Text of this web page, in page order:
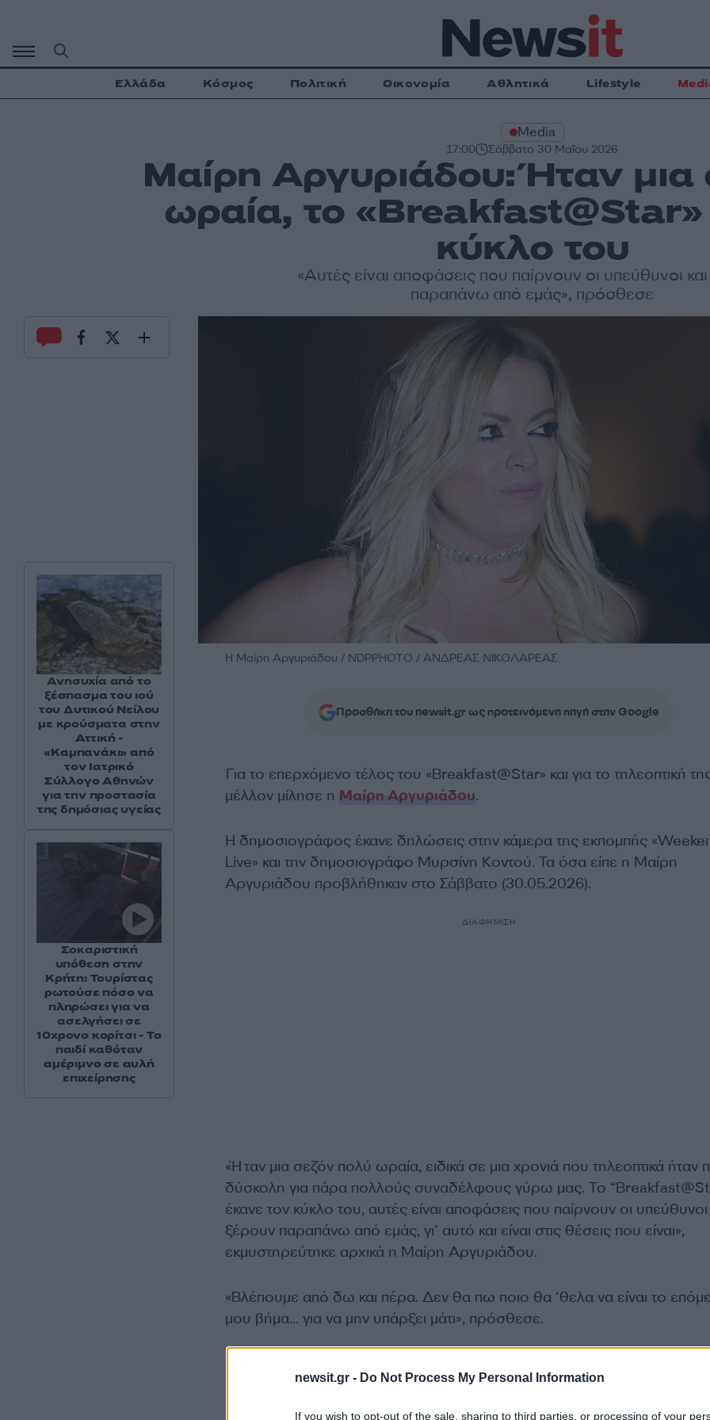
newsit.gr - Do Not Process My Personal Information
If you wish to opt-out of the sale, sharing to third parties, or processing of your
περιεχόμενο
Ελλάδα Κόσμος Πολιτική Οικονομία Αθλητικά Lifestyle
Media
17:00 Σάββατο 30 Μαΐου 2026
Μαίρη Αργυριάδου: Ήταν μια
ωραία, το «Breakfast@Star»
κύκλο του
«Αυτές είναι αποφάσεις που παίρνουν οι υπεύθυνοι
παραπάνω από εμάς», πρόσθεσε
H Μαίρη Αργυριάδου / NDPPHOTO / ΑΝΔΡΕΑΣ ΝΙΚΟΛΑΡΕΑΣ
Προσθήκη του newsit.gr ως προτεινόμενη πηγή στην Google
Για το επερχόμενο τέλος του «Breakfast@Star» και για το τηλεοπτική
μέλλον μίλησε η Μαίρη Αργυριάδου.
Η δημοσιογράφος έκανε δηλώσεις στην κάμερα της εκπομπής
Live» και την δημοσιογράφο Μυρσίνη Κοντού. Τα όσα είπε η Μαίρη
Αργυριάδου προβλήθηκαν στο Σάββατο (30.05.2026).
ΔΙΑΦΗΜΙΣΗ
«Ήταν μια σεζόν πολύ ωραία, ειδικά σε μια χρονιά που τηλεοπτικά ήταν
δύσκολη για πάρα πολλούς συναδέλφους γύρω μας. Το
έκανε τον κύκλο του, αυτές είναι αποφάσεις που παίρνουν οι υπεύθυνοι
ξέρουν παραπάνω από εμάς, γι’ αυτό και είναι στις θέσεις που είναι»,
εκμυστηρεύτηκε αρχικά η Μαίρη Αργυριάδου.
«Βλέπουμε από δω και πέρα. Δεν θα πω ποιο θα ‘θελα να είναι το
μου βήμα… για να μην υπάρξει μάτι», πρόσθεσε.
Ανησυχία από το
ξέσπασμα του ιού
του Δυτικού Νείλου
με κρούσματα στην
Αττική -
«Καμπανάκι» από
τον Ιατρικό
Σύλλογο Αθηνών
για την προστασία
της δημόσιας υγείας
Σοκαριστική
υπόθεση στην
Κρήτη: Τουρίστας
ρωτούσε πόσο να
πληρώσει για να
ασελγήσει σε
10χρονο κορίτσι - Το
παιδί καθόταν
αμέριμνο σε αυλή
επιχείρησης